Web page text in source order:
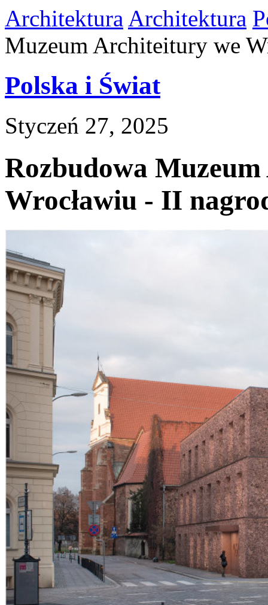
Architektura Architektura
Muzeum Architeitury we
Polska i Świat
Styczeń 27, 2025
Rozbudowa
Wrocławiu - II